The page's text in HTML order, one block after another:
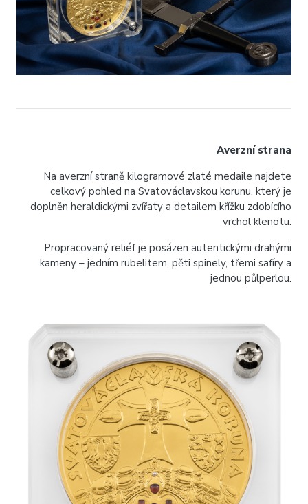
Averzní strana
Na averzní straně kilogramové zlaté medaile najdete
celkový pohled na Svatováclavskou korunu, který je
doplněn heraldickými zvířaty a detailem křížku zdobícího
vrchol klenotu.
Propracovaný reliéf je posázen autentickými drahými
kameny – jedním rubelitem, pěti spinely, třemi safíry a
jednou půlperlou.